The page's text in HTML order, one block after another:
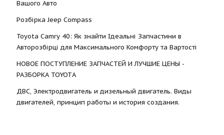
Вашого Авто
Розбірка Jeep Compass
Toyota Camry 40: Як знайти Ідеальні Запчастини в
Авторозбірці для Максимального Комфорту та Вартості
НОВОЕ ПОСТУПЛЕНИЕ ЗАПЧАСТЕЙ И ЛУЧШИЕ ЦЕНЫ -
РАЗБОРКА TOYOTА
ДВС, Электродвигатель и дизельный двигатель. Виды
двигателей, принцип работы и история создания.